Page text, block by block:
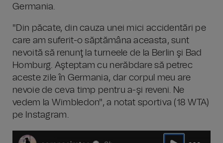
Germania.
"Din păcate, din cauza unei mici accidentări pe
care am suferit-o săptămâna aceasta, sunt
nevoită să renunţ la turneele de la Berlin şi Bad
Homburg. Aşteptam cu nerăbdare să petrec
aceste zile în Germania, dar corpul meu are
nevoie de ceva timp pentru a-şi reveni. Ne
vedem la Wimbledon", a notat sportiva (18 WTA)
pe Instagram.